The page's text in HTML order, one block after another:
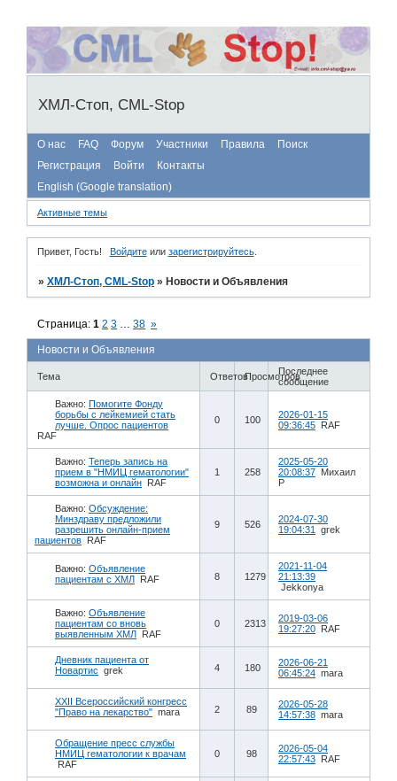
ХМЛ-Стоп, CML-Stop
О нас FAQ Форум Участники Правила
Поиск
Регистрация
Войти
Контакты
English (Google translation)
Активные темы
Привет, Гость! Войдитеили зарегистрируйтесь.
»ХМЛ-Стоп, CML-Stop » Новости и Объявления
Новости и Объявления
Страница:1 2 3 … 38 »
Тема ОтветовПросмотровПоследнее
сообщение
Важно: Помогите Фонду
борьбы с лейкемией стать
лучше. Опрос пациентов
RAF
0 100
2026-01-15
09:36:45 RAF
Важно: Теперь запись на
прием в "НМИЦ гематологии"
возможна и онлайн RAF
1 258
2025-05-20
20:08:37 Михаил
Р
Важно: Обсуждение:
Минздраву предложили
разрешить онлайн-прием
пациентов RAF
9 526
2024-07-30
19:04:31
grek
Важно: Объявление
пациентам с ХМЛ RAF 8 1279
2021-11-04
21:13:39
Jekkonya
Важно: Объявление
пациентам со вновь
выявленным ХМЛ RAF
0 2313
2019-03-06
19:27:20 RAF
Дневник пациента от
Новартис grek 4 180
2026-06-21
06:45:24 mara
XXII Всероссийский конгресс
"Право на лекарство" mara 2 89
2026-05-28
14:57:38 mara
Обращение пресс службы
НМИЦ гематологии к врачам
RAF
0 98
2026-05-04
22:57:43 RAF